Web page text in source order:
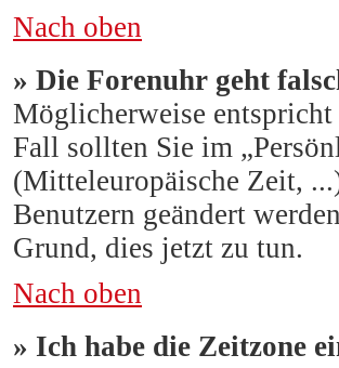
Nach oben
» Die Forenuhr geht
Möglicherweise
Fall sollten Sie im
(Mitteleuropäische Zeit,
Benutzern geändert
Grund, dies jetzt zu tun.
Nach oben
» Ich habe die Zeitzone